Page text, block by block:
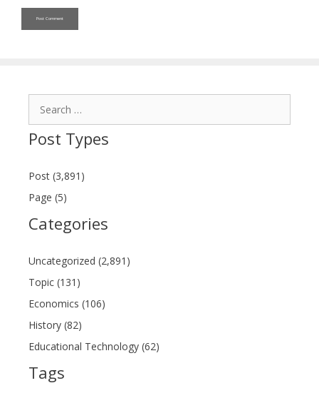
Post Types
Post (3,891)
Page (5)
Categories
Uncategorized (2,891)
Topic (131)
Economics (106)
History (82)
Educational Technology (62)
Tags